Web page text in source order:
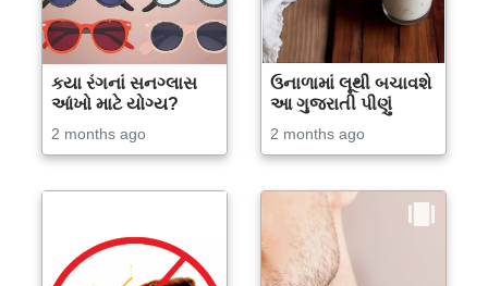
કયા રંગનાં સનગ્લાસ
આંખો માટે યોગ્ય?
2 months ago
ઉનાળામાં લૂથી બચાવશે
આ ગુજરાતી પીણું
2 months ago